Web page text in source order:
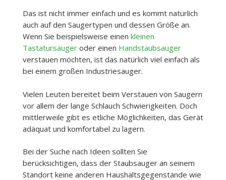
Das ist nicht immer einfach und es kommt natürlich
auch auf den Saugertypen und dessen Größe an.
Wenn Sie beispielsweise einen kleinen
Tastatursauger oder einen Handstaubsauger
verstauen möchten, ist das natürlich viel einfach als
bei einem großen Industriesauger.
Vielen Leuten bereitet beim Verstauen von Saugern
vor allem der lange Schlauch Schwierigkeiten. Doch
mittlerweile gibt es etliche Möglichkeiten, das Gerät
adäquat und komfortabel zu lagern.
Bei der Suche nach Ideen sollten Sie
berücksichtigen, dass der Staubsauger an seinem
Standort keine anderen Haushaltsgegenstände wie